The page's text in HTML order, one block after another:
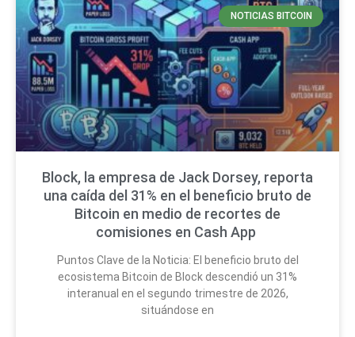
NOTICIAS BITCOIN
Block, la empresa de Jack Dorsey, reporta
una caída del 31% en el beneficio bruto de
Bitcoin en medio de recortes de
comisiones en Cash App
Puntos Clave de la Noticia: El beneficio bruto del
ecosistema Bitcoin de Block descendió un 31%
interanual en el segundo trimestre de 2026,
situándose en